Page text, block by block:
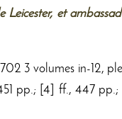
Leicester, et
3 volumes in-12,
pp.; [4] ff., 447